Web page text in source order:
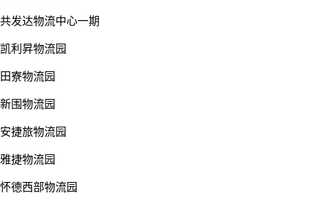
共发达物流中心一期
凯利昇物流园
田寮物流园
新围物流园
安捷旅物流园
雅捷物流园
怀德西部物流园